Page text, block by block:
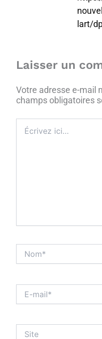
lart/
Laisser un
Votre adresse e-mail
champs obligatoires
ici…
mail*